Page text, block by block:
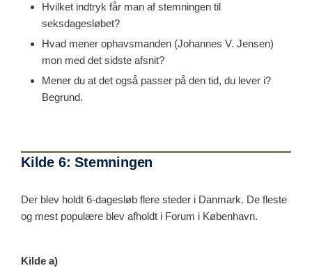
Hvilket indtryk får man af stemningen til
seksdagesløbet?
Hvad mener ophavsmanden (Johannes V. Jensen)
mon med det sidste afsnit?
Mener du at det også passer på den tid, du lever i?
Begrund.
Kilde 6: Stemningen
Der blev holdt 6-dagesløb flere steder i Danmark. De fleste
og mest populære blev afholdt i Forum i København.
Kilde a)